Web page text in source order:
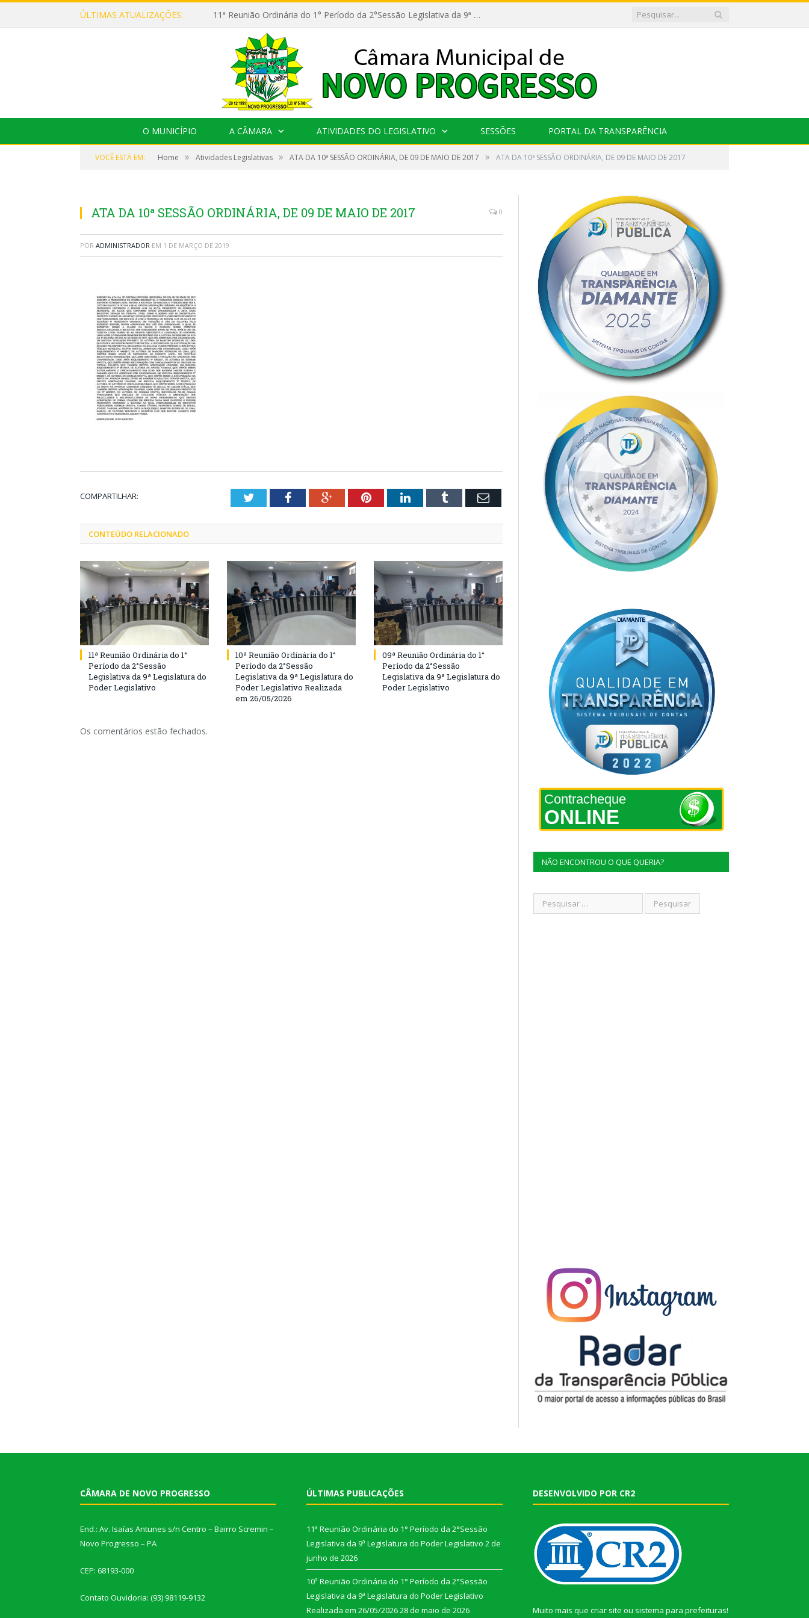
ÚLTIMAS ATUALIZAÇÕES: 11ª Reunião Ordinária do 1° Período da 2°Sessão Legislativa da 9ª Legislatura do Poder Legislativo
O MUNICÍPIO A CÂMARA ATIVIDADES DO LEGISLATIVO SESSÕES PORTAL DA TRANSPARÊNCIA
VOCÊ ESTÁ EM: Home » Atividades Legislativas » ATA DA 10ª SESSÃO ORDINÁRIA, DE 09 DE MAIO DE 2017 » ATA DA 10ª SESSÃO ORDINÁRIA, DE 09 DE MAIO DE 2017
ATA DA 10ª SESSÃO ORDINÁRIA, DE 09 DE MAIO DE 2017 0
POR ADMINISTRADOR EM 1 DE MARÇO DE 2019
COMPARTILHAR: TwitterFacebookGoogle+PinterestLinkedInTumblr Email
CONTEÚDO RELACIONADO
11ª Reunião Ordinária do 1°
Período da 2°Sessão
Legislativa da 9ª Legislatura do
Poder Legislativo
10ª Reunião Ordinária do 1°
Período da 2°Sessão
Legislativa da 9ª Legislatura do
Poder Legislativo Realizada
em 26/05/2026
09ª Reunião Ordinária do 1°
Período da 2°Sessão
Legislativa da 9ª Legislatura do
Poder Legislativo
Os comentários estão fechados.
Contracheque
ONLINE
NÃO ENCONTROU O QUE QUERIA?
CÂMARA DE NOVO PROGRESSO
End.: Av. Isaías Antunes s/n Centro – Bairro Scremin –
Novo Progresso – PA
CEP: 68193-000
Contato Ouvidoria: (93) 98119-9132
ÚLTIMAS PUBLICAÇÕES
11ª Reunião Ordinária do 1° Período da 2°Sessão
Legislativa da 9ª Legislatura do Poder Legislativo 2 de
junho de 2026
10ª Reunião Ordinária do 1° Período da 2°Sessão
Legislativa da 9ª Legislatura do Poder Legislativo
Realizada em 26/05/202628 de maio de 2026
DESENVOLVIDO POR CR2
Muito mais que criar site ou sistema para prefeituras!